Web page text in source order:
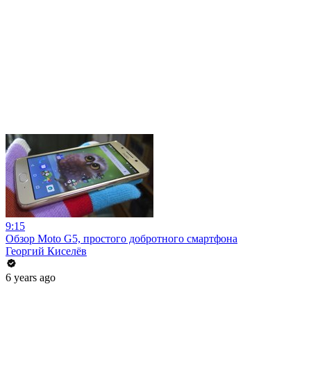
9:15
Обзор Moto G5, простого добротного смартфона
Георгий Киселёв
6 years ago